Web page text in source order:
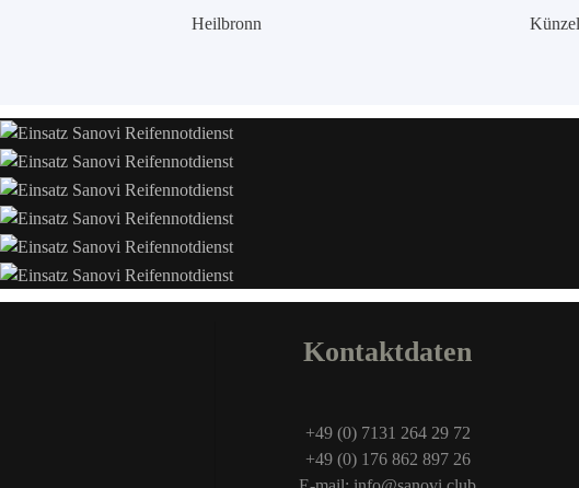
Heilbronn
Kontaktdaten
+49 (0) 7131 264 29 72
+49 (0) 176 862 897 26